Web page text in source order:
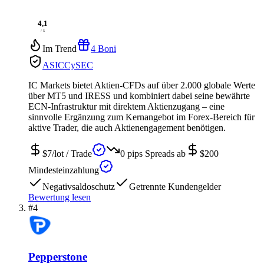
4,1
/ 5
Im Trend
4 Boni
ASICCySEC
IC Markets bietet Aktien-CFDs auf über 2.000 globale Werte
über MT5 und IRESS und kombiniert dabei seine bewährte
ECN-Infrastruktur mit direktem Aktienzugang – eine
sinnvolle Ergänzung zum Kernangebot im Forex-Bereich für
aktive Trader, die auch Aktienengagement benötigen.
$7/lot / Trade 0 pips Spreads ab
$200
Mindesteinzahlung
Negativsaldoschutz
Getrennte Kundengelder
Bewertung lesen
#4
Pepperstone